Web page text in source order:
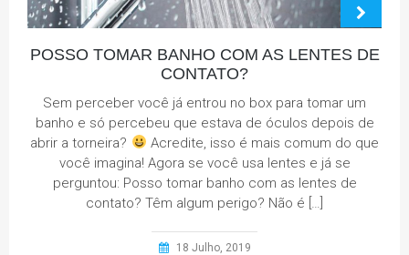
POSSO TOMAR BANHO COM AS LENTES DE
CONTATO?
Sem perceber você já entrou no box para tomar um
banho e só percebeu que estava de óculos depois de
abrir a torneira?
Acredite, isso é mais comum do que
você imagina! Agora se você usa lentes e já se
perguntou: Posso tomar banho com as lentes de
contato? Têm algum perigo? Não é […]
18 Julho, 2019